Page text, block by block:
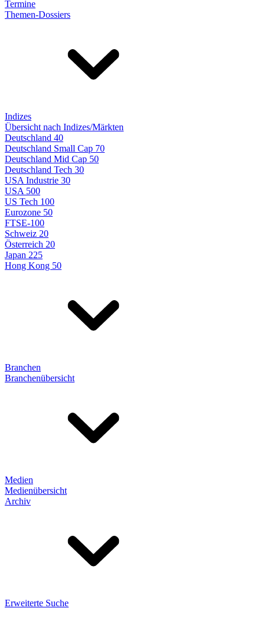
Termine
Themen-Dossiers
Indizes
Übersicht nach Indizes/Märkten
Deutschland 40
Deutschland Small Cap 70
Deutschland Mid Cap 50
Deutschland Tech 30
USA Industrie 30
USA 500
US Tech 100
Eurozone 50
FTSE-100
Schweiz 20
Österreich 20
Japan 225
Hong Kong 50
Branchen
Branchenübersicht
Medien
Medienübersicht
Archiv
Erweiterte Suche